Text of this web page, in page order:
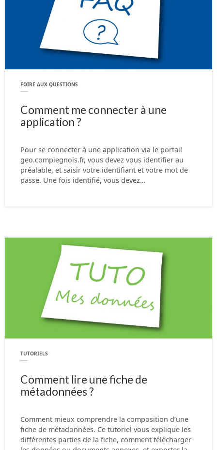
FOIRE AUX QUESTIONS
Comment me connecter à une
application ?
Pour se connecter à une application via le portail
geo.compiegnois.fr, vous devez vous identifier au
préalable, et saisir votre identifiant et votre mot de
passe. Une fois identifié, vous devez…
TUTORIELS
Comment lire une fiche de
métadonnées ?
Comment mieux comprendre la composition d’une
fiche de métadonnées. Ce tutoriel vous explique les
différentes parties de la fiche, comment télécharger